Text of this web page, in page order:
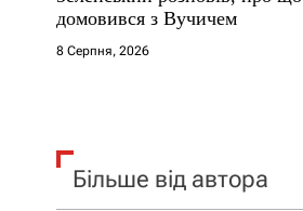
і
в
домовився з Вучичем
8 Серпня, 2026
Більше від автора